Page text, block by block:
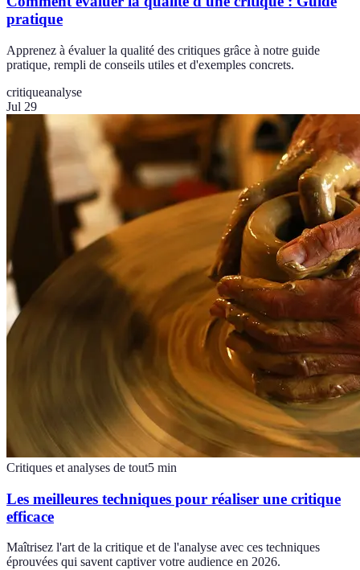
pratique
Apprenez à évaluer la qualité des critiques grâce à notre guide
pratique, rempli de conseils utiles et d'exemples concrets.
critiqueanalyse
Jul 29
Critiques et analyses de tout5 min
Les meilleures techniques pour réaliser une critique
efficace
Maîtrisez l'art de la critique et de l'analyse avec ces techniques
éprouvées qui savent captiver votre audience en 2026.